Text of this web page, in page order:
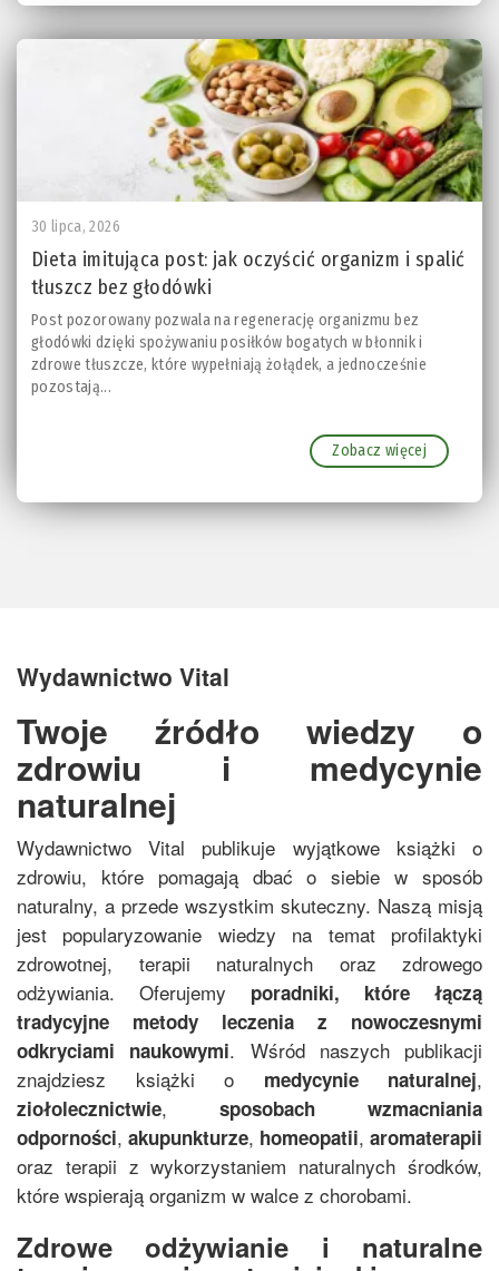
30 lipca, 2026
Dieta imitująca post: jak oczyścić organizm i spalić
tłuszcz bez głodówki
Post pozorowany pozwala na regenerację organizmu bez
głodówki dzięki spożywaniu posiłków bogatych w błonnik i
zdrowe tłuszcze, które wypełniają żołądek, a jednocześnie
pozostają...
Zobacz więcej
Wydawnictwo Vital
Twoje źródło wiedzy o
zdrowiu i medycynie
naturalnej
Wydawnictwo Vital publikuje wyjątkowe książki o
zdrowiu, które pomagają dbać o siebie w sposób
naturalny, a przede wszystkim skuteczny. Naszą misją
jest popularyzowanie wiedzy na temat profilaktyki
zdrowotnej, terapii naturalnych oraz zdrowego
odżywiania. Oferujemy poradniki, które łączą
tradycyjne metody leczenia z nowoczesnymi
odkryciami naukowymi. Wśród naszych publikacji
znajdziesz książki o medycynie naturalnej,
ziołolecznictwie, sposobach wzmacniania
odporności, akupunkturze, homeopatii, aromaterapii
oraz terapii z wykorzystaniem naturalnych środków,
które wspierają organizm w walce z chorobami.
Zdrowe odżywianie i naturalne